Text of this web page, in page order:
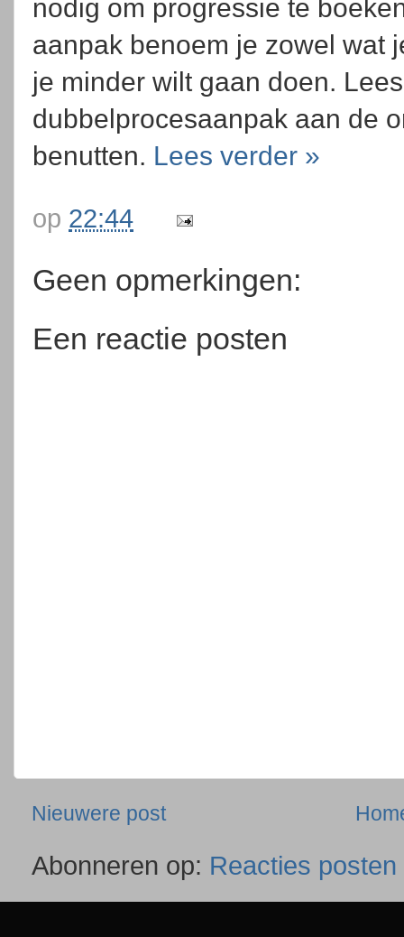
nodig om progressie te
aanpak benoem je zowel wat
je minder wilt gaan doen.
dubbelprocesaanpak aan de
benutten. Lees verder »
op 22:44
Geen opmerkingen:
Een reactie posten
Nieuwere post
Abonneren op: Reacties